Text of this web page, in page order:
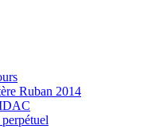
Ruban 2014